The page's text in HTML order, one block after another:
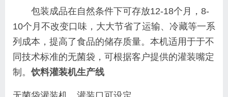
包装成品在自然条件下可存放12-18个月，8-
10个月不改变口味，大大节省了运输、冷藏等一系
列成本，提高了食品的储存质量。本机适用于于不
同技术标准的无菌袋，可根据客户提供的灌装嘴定
制。饮料灌装机生产线